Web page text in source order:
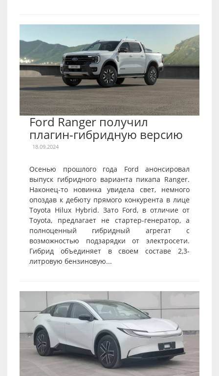
Ford Ranger получил
плагин-гибридную версию
18.09.2024
Осенью прошлого года Ford анонсировал
выпуск гибридного варианта пикапа Ranger.
Наконец-то новинка увидела свет, немного
опоздав к дебюту прямого конкурента в лице
Toyota Hilux Hybrid. Зато Ford, в отличие от
Toyota, предлагает не стартер-генератор, а
полноценный гибридный агрегат с
возможностью подзарядки от электросети.
Гибрид объединяет в своем составе 2,3-
литровую бензиновую...